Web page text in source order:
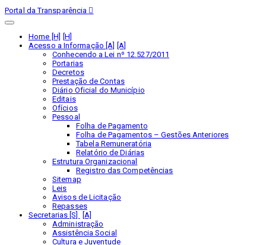
Portal da Transparência
Home [H]
Acesso a Informação [A]
Conhecendo a Lei nº 12.527/2011
Portarias
Decretos
Prestação de Contas
Diário Oficial do Município
Editais
Ofícios
Pessoal
Folha de Pagamento
Folha de Pagamentos – Gestões Anteriores
Tabela Remuneratória
Relatório de Diárias
Estrutura Organizacional
Registro das Competências
Sitemap
Leis
Avisos de Licitação
Repasses
Secretarias [S]
Administração
Assistência Social
Cultura e Juventude